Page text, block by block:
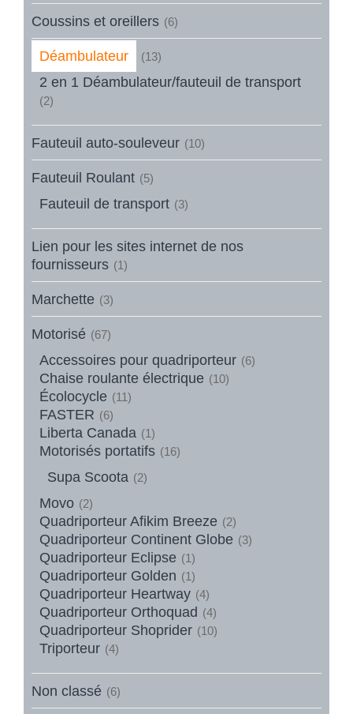
Coussins et oreillers (6)
Déambulateur (13)
2 en 1 Déambulateur/fauteuil de transport
(2)
Fauteuil auto-souleveur (10)
Fauteuil Roulant (5)
Fauteuil de transport (3)
Lien pour les sites internet de nos
fournisseurs (1)
Marchette (3)
Motorisé (67)
Accessoires pour quadriporteur (6)
Chaise roulante électrique (10)
Écolocycle (11)
FASTER (6)
Liberta Canada (1)
Motorisés portatifs (16)
Supa Scoota (2)
Movo (2)
Quadriporteur Afikim Breeze (2)
Quadriporteur Continent Globe (3)
Quadriporteur Eclipse (1)
Quadriporteur Golden (1)
Quadriporteur Heartway (4)
Quadriporteur Orthoquad (4)
Quadriporteur Shoprider (10)
Triporteur (4)
Non classé (6)